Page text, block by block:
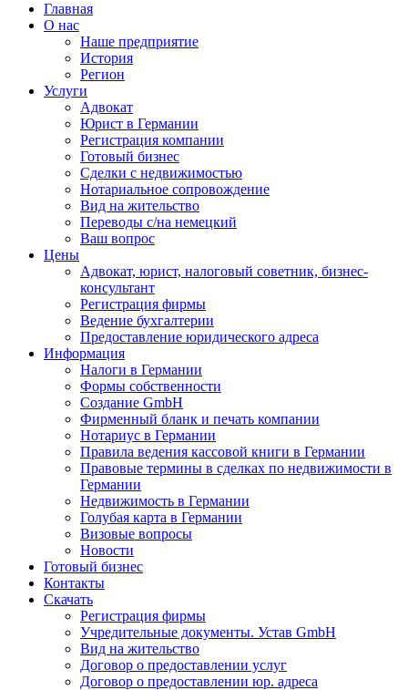
Главная
О нас
Наше предприятие
История
Регион
Услуги
Адвокат
Юрист в Германии
Регистрация компании
Готовый бизнес
Сделки с недвижимостью
Нотариальное сопровождение
Вид на жительство
Переводы с/на немецкий
Ваш вопрос
Цены
Адвокат, юрист, налоговый советник, бизнес-
консультант
Регистрация фирмы
Ведение бухгалтерии
Предоставление юридического адреса
Информация
Налоги в Германии
Формы собственности
Создание GmbH
Фирменный бланк и печать компании
Нотариус в Германии
Правила ведения кассовой книги в Германии
Правовые термины в сделках по недвижимости в
Германии
Недвижимость в Германии
Голубая карта в Германии
Визовые вопросы
Новости
Готовый бизнес
Контакты
Скачать
Регистрация фирмы
Учредительные документы. Устав GmbH
Вид на жительство
Договор о предоставлении услуг
Договор о предоставлении юр. адреса